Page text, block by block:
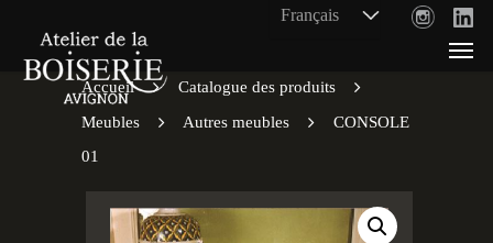
Accueil
Catalogue des produits
Meubles
Autres meubles
CONSOLE
01